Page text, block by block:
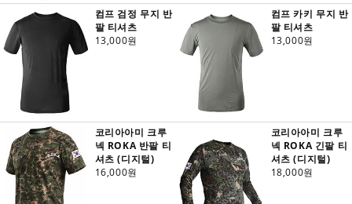
컴프 검정 무지 반
팔 티셔츠
13,000원
컴프 카키 무지 반
팔 티셔츠
13,000원
코리아아미 크루
넥 ROKA 반팔 티
셔츠 (디지털)
16,000원
코리아아미 크루
넥 ROKA 긴팔 티
셔츠 (디지털)
18,000원